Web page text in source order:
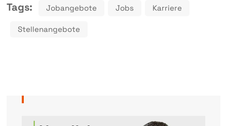
Tags: Jobangebote Jobs Karriere
Stellenangebote